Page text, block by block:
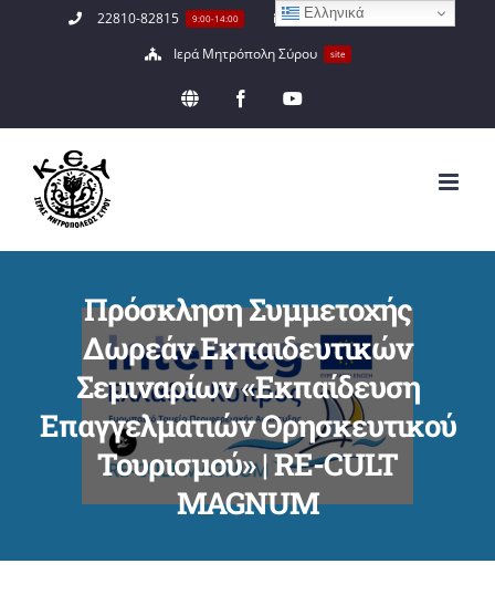
Μετάβαση
22810-82815 9:00-14:00
info@keaimsyrou.gr
Ιερά Μητρόπολη Σύρου
site
EN FacebookYouTube
Πρόσκληση Συμμετοχής
Δωρεάν Εκπαιδευτικών
Σεμιναρίων «Εκπαίδευση
Επαγγελματιών Θρησκευτικού
Τουρισμού» | RE-CULT
MAGNUM
Ελληνικά